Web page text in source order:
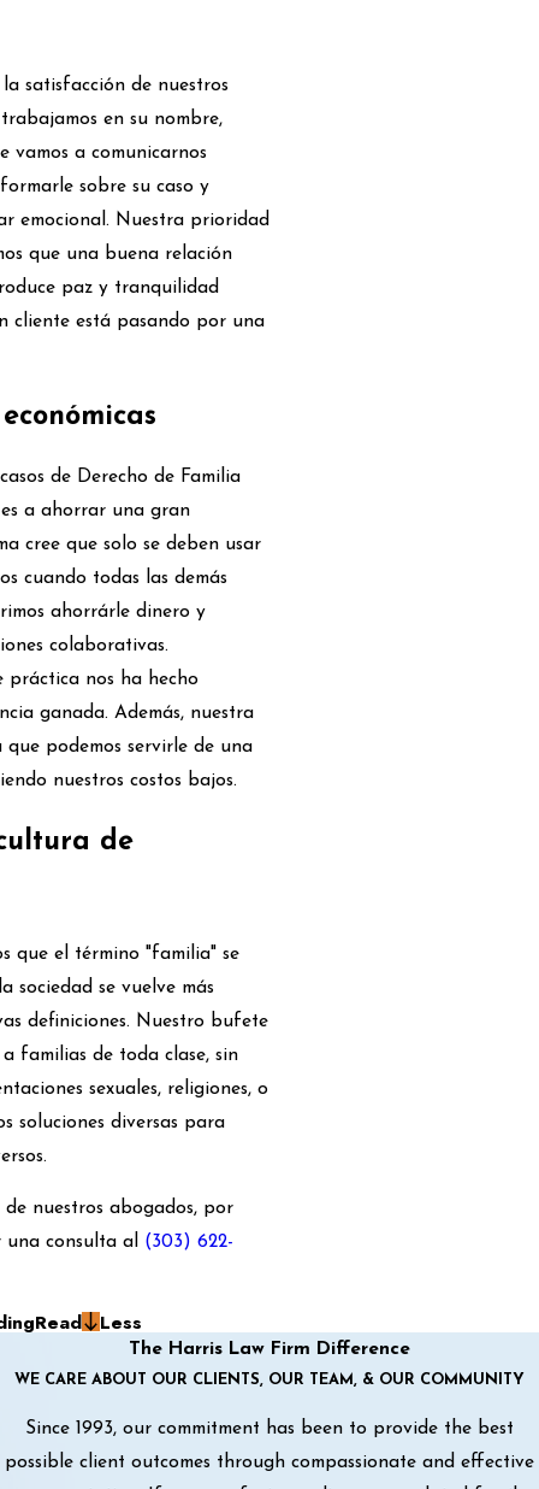
satisfacción de nuestros
en su nombre,
vamos a comunicarnos
sobre su caso y
emocional. Nuestra prioridad
que una buena relación
paz y tranquilidad
cliente está pasando por una
de Derecho de Familia
a ahorrar una gran
cree que solo se deben usar
cuando todas las demás
ahorrárle dinero y
colaborativas.
práctica nos ha hecho
ganada. Además, nuestra
podemos servirle de una
nuestros costos bajos.
de
que el término "familia" se
sociedad se vuelve más
definiciones. Nuestro bufete
familias de toda clase, sin
sexuales, religiones, o
soluciones diversas para
nuestros abogados, por
consulta al (303) 622-
Read Less
The Harris Law Firm Difference
WE CARE ABOUT OUR CLIENTS, OUR TEAM, & OUR COMMUNITY
Since 1993, our commitment has been to provide the best
possible client outcomes through compassionate and effective